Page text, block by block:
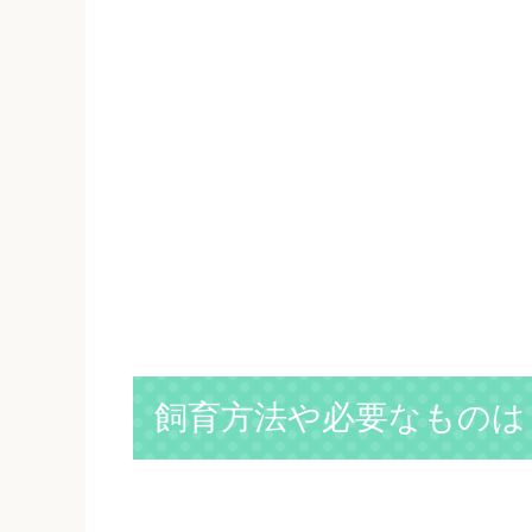
飼育方法や必要なもの